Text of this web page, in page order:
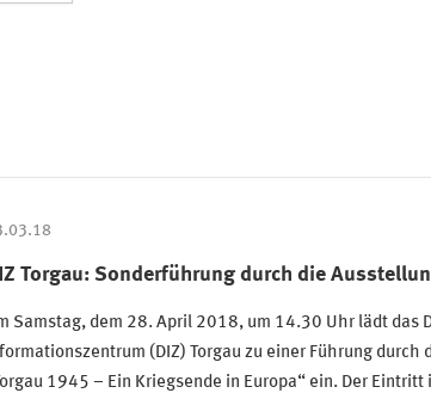
Torgau: Sonderführung durch die
Samstag, dem 28. April 2018, um 14.30 Uhr lädt das
(DIZ) Torgau zu einer Führung durch
1945 – Ein Kriegsende in Europa“ ein. Der Eintritt